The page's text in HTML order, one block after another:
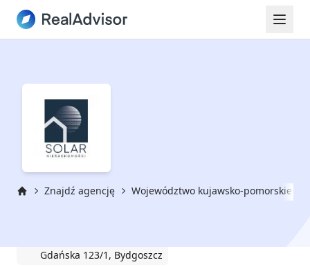
Znajdź agencję Województwo kujawsko-pomorskie
Gdańska 123/1, Bydgoszcz